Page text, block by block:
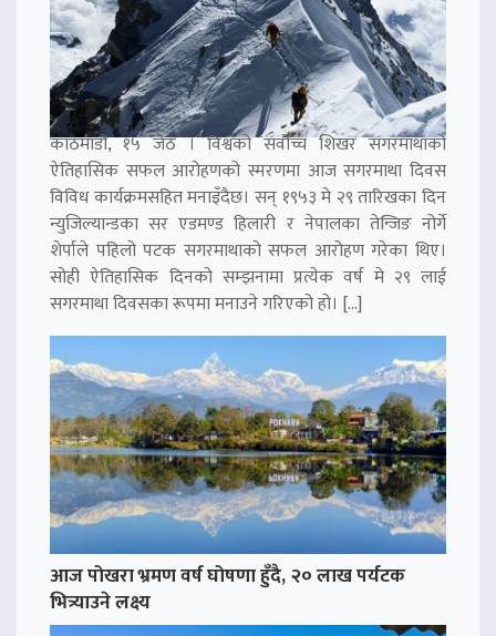
काठमाडौं, १५ जेठ । विश्वको सर्वोच्च शिखर सगरमाथाको
ऐतिहासिक सफल आरोहणको स्मरणमा आज सगरमाथा दिवस
विविध कार्यक्रमसहित मनाइँदैछ। सन् १९५३ मे २९ तारिखका दिन
न्युजिल्यान्डका सर एडमण्ड हिलारी र नेपालका तेन्जिङ नोर्गे
शेर्पाले पहिलो पटक सगरमाथाको सफल आरोहण गरेका थिए।
सोही ऐतिहासिक दिनको सम्झनामा प्रत्येक वर्ष मे २९ लाई
सगरमाथा दिवसका रूपमा मनाउने गरिएको हो। […]
आज पोखरा भ्रमण वर्ष घोषणा हुँदै, २० लाख पर्यटक
भित्र्याउने लक्ष्य